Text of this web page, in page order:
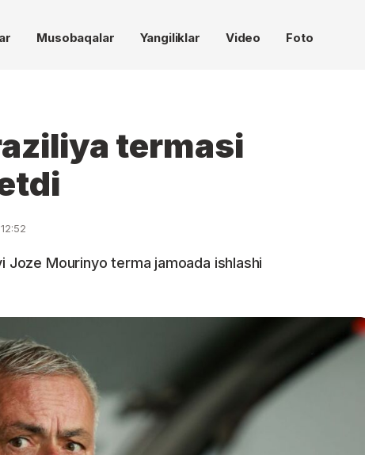
Musobaqalar Yangiliklar Video Foto
termasi
Joze Mourinyo terma jamoada ishlashi